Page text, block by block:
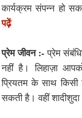
कार्यक्रम संपन्न हो
पढ़ें
प्रेम जीवन :- प्रेम
नहीं है। लिहाज़ा
प्रियतम के साथ किसी
सकती है। वहीं